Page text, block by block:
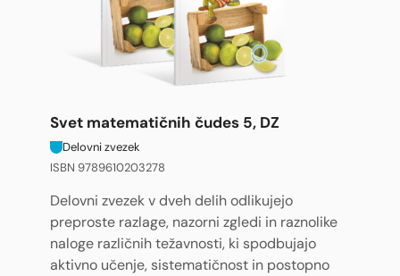
Svet matematičnih čudes 5, DZ
Delovni zvezek
ISBN 9789610203278
Delovni zvezek v dveh delih odlikujejo
preproste razlage, nazorni zgledi in raznolike
naloge različnih težavnosti, ki spodbujajo
aktivno učenje, sistematičnost in postopno